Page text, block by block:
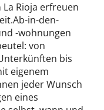
Rioja erfreuen
in-den-
-wohnungen
von
bis
eigenem
jeder Wunsch
eines